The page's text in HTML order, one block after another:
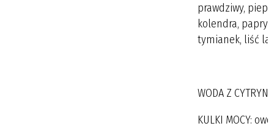
prawdziwy,
kolendra,
tymianek, liść
WODA Z
KULKI MOCY: